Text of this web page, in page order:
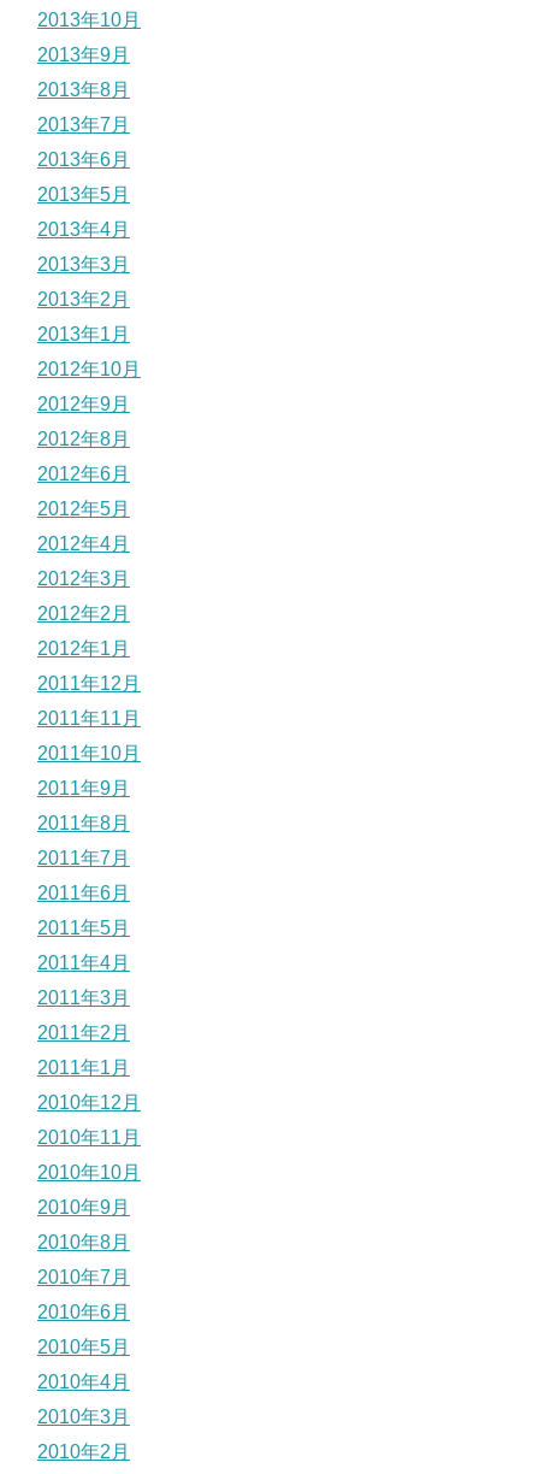
2013年10月
2013年9月
2013年8月
2013年7月
2013年6月
2013年5月
2013年4月
2013年3月
2013年2月
2013年1月
2012年10月
2012年9月
2012年8月
2012年6月
2012年5月
2012年4月
2012年3月
2012年2月
2012年1月
2011年12月
2011年11月
2011年10月
2011年9月
2011年8月
2011年7月
2011年6月
2011年5月
2011年4月
2011年3月
2011年2月
2011年1月
2010年12月
2010年11月
2010年10月
2010年9月
2010年8月
2010年7月
2010年6月
2010年5月
2010年4月
2010年3月
2010年2月